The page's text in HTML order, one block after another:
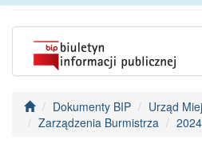
Dokumenty BIP
Urząd
Zarządzenia Burmistrza
2024